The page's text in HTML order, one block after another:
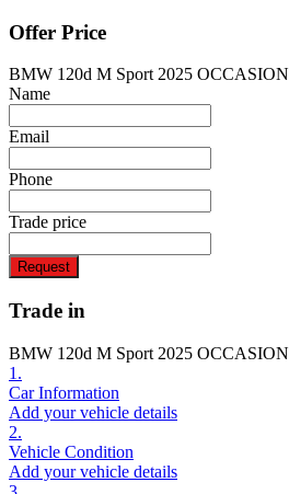
Offer Price
BMW 120d M Sport 2025 OCCASION
Name
Email
Phone
Trade price
Request
Trade in
BMW 120d M Sport 2025 OCCASION
1.
Car Information
Add your vehicle details
2.
Vehicle Condition
Add your vehicle details